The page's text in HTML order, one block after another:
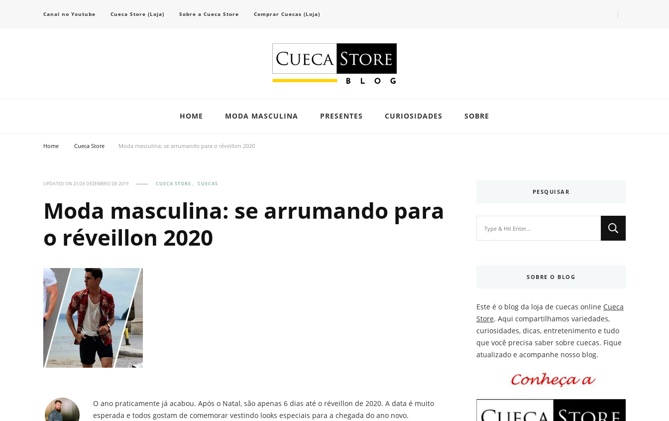
Canal no Youtube Cueca Store (Loja) Sobre a Cueca Store Comprar Cuecas (Loja)
HOME MODA MASCULINA PRESENTES CURIOSIDADES SOBRE
Home Cueca Store Moda masculina: se arrumando para o réveillon 2020
UPDATED ON 23 DE DEZEMBRO DE 2019 CUECA STORE CUECAS
Moda masculina: se arrumando para
o réveillon 2020
O ano praticamente já acabou. Após o Natal, são apenas 6 dias até o réveillon de 2020. A data é muito
esperada e todos gostam de comemorar vestindo looks especiais para a chegada do ano novo.
PESQUISAR
SOBRE O BLOG
Este é o blog da loja de cuecas online Cueca
Store. Aqui compartilhamos variedades,
curiosidades, dicas, entretenimento e tudo
que você precisa saber sobre cuecas. Fique
atualizado e acompanhe nosso blog.